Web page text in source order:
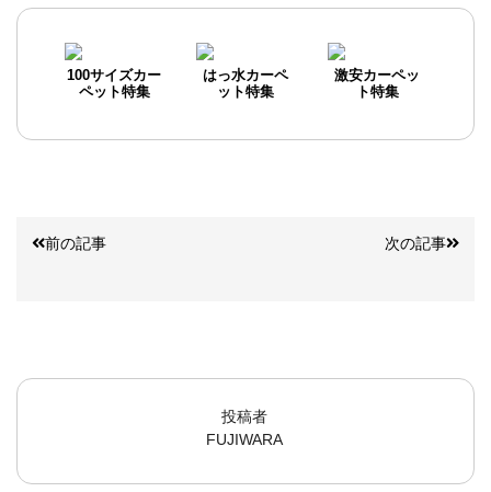
100サイズカー
ペット特集
はっ水カーペ
ット特集
激安カーペッ
ト特集
前の記事 次の記事
投稿者
FUJIWARA